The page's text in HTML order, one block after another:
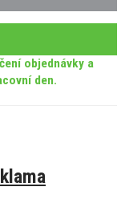
objednávky a
den.